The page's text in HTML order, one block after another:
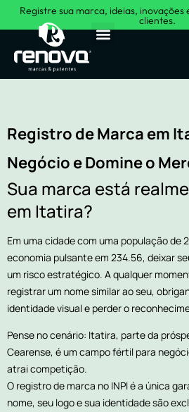
Registre sua marca, ideias, inovações
clientes.
Registro de Marca em
Negócio e Domine o
Sua marca está
em Itatira?
Em uma cidade com uma população de
economia pulsante em 234.56, deixar
um risco estratégico. A qualquer
registrar um nome similar ao seu,
identidade visual e perder o
Pense no cenário: Itatira, parte da
Cearense, é um campo fértil para
atrai competição.
O registro de marca no INPI é a única
nome, seu logo e sua identidade são